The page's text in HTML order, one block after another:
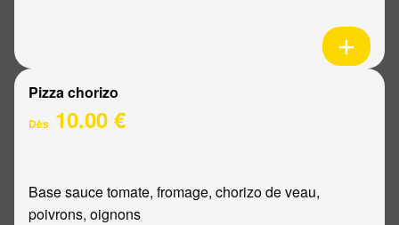
Pizza chorizo
Dès 10.00 €
Base sauce tomate, fromage, chorizo de veau,
poivrons, oignons